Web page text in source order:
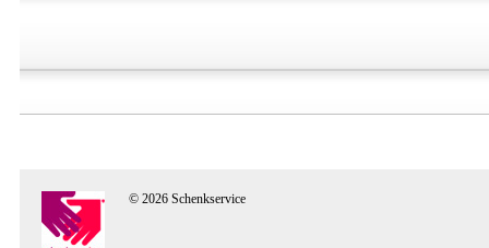
© 2026 Schenkservice